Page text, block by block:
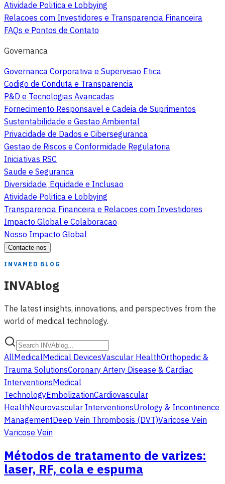
Atividade Politica e Lobbying
Relacoes com Investidores e Transparencia Financeira
FAQs e Pontos de Contato
Governanca
Governanca Corporativa e Supervisao Etica
Codigo de Conduta e Transparencia
P&D e Tecnologias Avancadas
Fornecimento Responsavel e Cadeia de Suprimentos
Sustentabilidade e Gestao Ambiental
Privacidade de Dados e Ciberseguranca
Gestao de Riscos e Conformidade Regulatoria
Iniciativas RSC
Saude e Seguranca
Diversidade, Equidade e Inclusao
Atividade Politica e Lobbying
Transparencia Financeira e Relacoes com Investidores
Impacto Global e Colaboracao
Nosso Impacto Global
Contacte-nos
INVAMED BLOG
INVAblog
The latest insights, innovations, and perspectives from the
world of medical technology.
AllMedicalMedical DevicesVascular HealthOrthopedic &
Trauma SolutionsCoronary Artery Disease & Cardiac
InterventionsMedical
TechnologyEmbolizationCardiovascular
HealthNeurovascular InterventionsUrology & Incontinence
ManagementDeep Vein Thrombosis (DVT)Varicose Vein
Varicose Vein
Métodos de tratamento de varizes:
laser, RF, cola e espuma